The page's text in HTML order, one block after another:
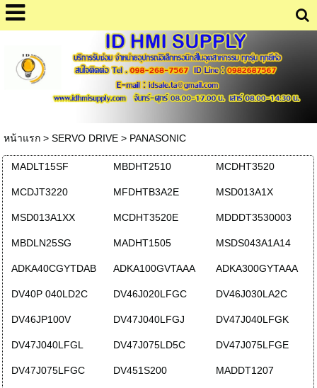
หน้าแรก> SERVO DRIVE> PANASONIC
MADLT15SF MBDHT2510 MCDHT3520
MCDJT3220 MFDHTB3A2E MSD013A1X
MSD013A1XX MCDHT3520E MDDDT3530003
MBDLN25SG MADHT1505 MSDS043A1A14
ADKA40CGYTDAB ADKA100GVTAAA ADKA300GYTAAA
DV40P 040LD2C DV46J020LFGC DV46J030LA2C
DV46JP100V DV47J040LFGJ DV47J040LFGK
DV47J040LFGL DV47J075LD5C DV47J075LFGE
DV47J075LFGC DV451S200 MADDT1207